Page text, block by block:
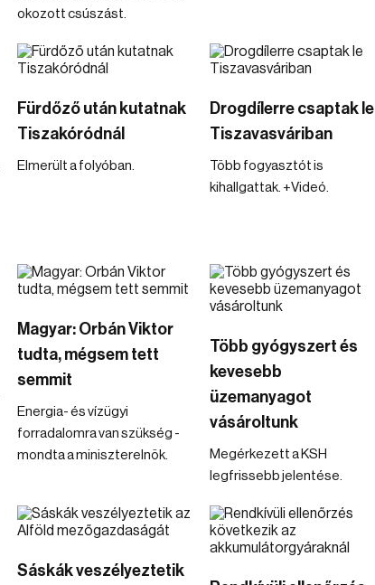
okozott csúszást.
Fürdőző után kutatnak
Tiszakóródnál
Elmerült a folyóban.
Drogdílerre csaptak le
Tiszavasváriban
Több fogyasztót is
kihallgattak. +Videó.
Magyar: Orbán Viktor
tudta, mégsem tett
semmit
Energia- és vízügyi
forradalomra van szükség -
mondta a miniszterelnök.
Több gyógyszert és
kevesebb
üzemanyagot
vásároltunk
Megérkezett a KSH
legfrissebb jelentése.
Sáskák veszélyeztetik